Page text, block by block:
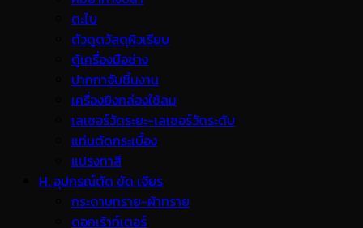
ตะไบ
ตัวดูดวัสดุผิวเรียบ
ตู้เครื่องมือช่าง
ปากกาจับชิ้นงาน
เครื่องยิงกล่องใช้ลม
เลเซอร์วัดระยะ-เลเซอร์วัดระดับ
แท่นตัดกระเบื้อง
แปรงทาสี
H. อุปกรณ์ตัด ขัด เจียร
กระดาษทราย-ผ้าทราย
ดอกเร้าท์เตอร์